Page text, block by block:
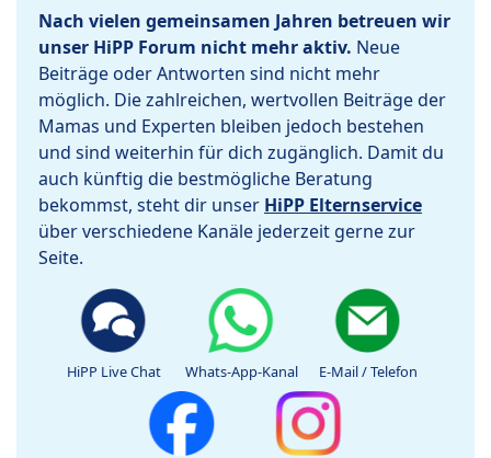
Nach vielen gemeinsamen Jahren betreuen wir
unser HiPP Forum nicht mehr aktiv. Neue
Beiträge oder Antworten sind nicht mehr
möglich. Die zahlreichen, wertvollen Beiträge der
Mamas und Experten bleiben jedoch bestehen
und sind weiterhin für dich zugänglich. Damit du
auch künftig die bestmögliche Beratung
bekommst, steht dir unser HiPP Elternservice
über verschiedene Kanäle jederzeit gerne zur
Seite.
HiPP Live Chat Whats-App-Kanal E-Mail / Telefon